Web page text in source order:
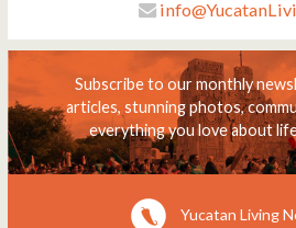
Subscribe to our monthly
articles, stunning photos,
everything you love about
Yucatan Living